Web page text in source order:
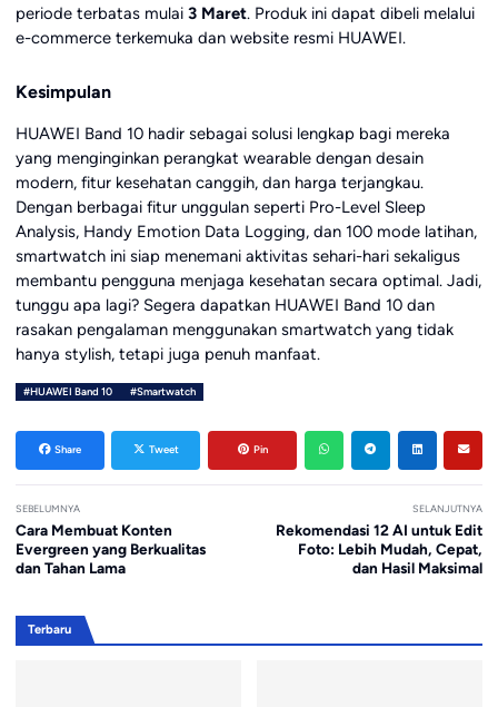
periode terbatas mulai 3 Maret. Produk ini dapat dibeli melalui
e-commerce terkemuka dan website resmi HUAWEI.
Kesimpulan
HUAWEI Band 10 hadir sebagai solusi lengkap bagi mereka
yang menginginkan perangkat wearable dengan desain
modern, fitur kesehatan canggih, dan harga terjangkau.
Dengan berbagai fitur unggulan seperti Pro-Level Sleep
Analysis, Handy Emotion Data Logging, dan 100 mode latihan,
smartwatch ini siap menemani aktivitas sehari-hari sekaligus
membantu pengguna menjaga kesehatan secara optimal. Jadi,
tunggu apa lagi? Segera dapatkan HUAWEI Band 10 dan
rasakan pengalaman menggunakan smartwatch yang tidak
hanya stylish, tetapi juga penuh manfaat.
#HUAWEI Band 10 #Smartwatch
Share Tweet Pin
SEBELUMNYA
Cara Membuat Konten
Evergreen yang Berkualitas
dan Tahan Lama
SELANJUTNYA
Rekomendasi 12 AI untuk Edit
Foto: Lebih Mudah, Cepat,
dan Hasil Maksimal
Terbaru